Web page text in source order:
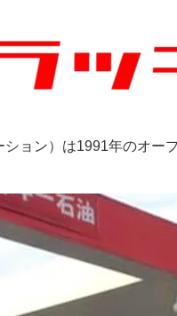
ョン）は1991年のオー